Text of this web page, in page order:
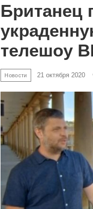
Британец
телешоу
Новости 21 октября 2020